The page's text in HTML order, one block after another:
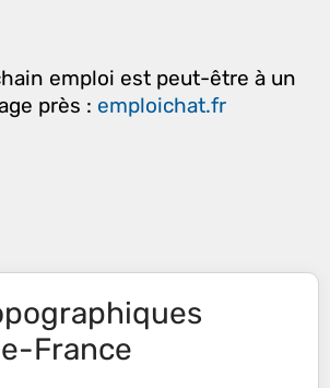
emploi est peut-être à un
près : emploichat.fr
France